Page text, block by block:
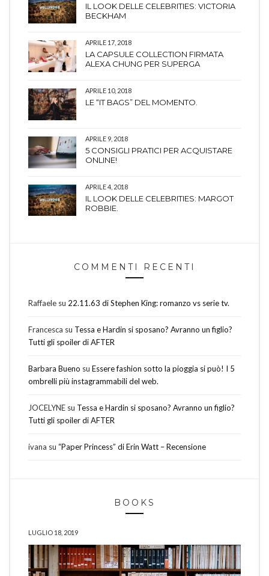
IL LOOK DELLE CELEBRITIES: VICTORIA
BECKHAM
APRILE 17, 2018
LA CAPSULE COLLECTION FIRMATA
ALEXA CHUNG PER SUPERGA
APRILE 10, 2018
LE “IT BAGS” DEL MOMENTO.
APRILE 9, 2018
5 CONSIGLI PRATICI PER ACQUISTARE
ONLINE!
APRILE 4, 2018
IL LOOK DELLE CELEBRITIES: MARGOT
ROBBIE.
COMMENTI RECENTI
Raffaele su 22.11.63 di Stephen King: romanzo vs serie tv.
Francesca su Tessa e Hardin si sposano? Avranno un figlio?
Tutti gli spoiler di AFTER
Barbara Bueno su Essere fashion sotto la pioggia si può! I 5
ombrelli più instagrammabili del web.
JOCELYNE su Tessa e Hardin si sposano? Avranno un figlio?
Tutti gli spoiler di AFTER
ivana su “Paper Princess” di Erin Watt – Recensione
BOOKS
LUGLIO 18, 2019